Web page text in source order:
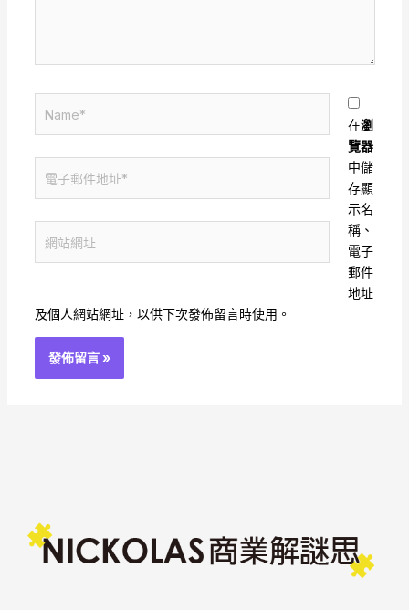
地
站
在瀏
覽器
中儲
存顯
示名
稱、
電子
郵件
地址
及個人網站網址，以供下次發佈留言時使用。